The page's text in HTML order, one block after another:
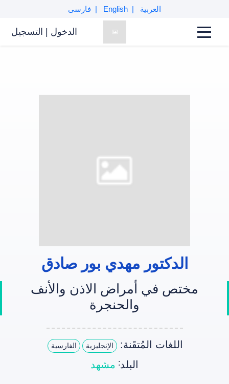
العربية English فارسی
الدخول | التسجیل
الدکتور مهدي بور صادق
مختص في أمراض الاذن والأنف
والحنجرة
اللغات المُتقَنة: الإنجليزية الفارسية
البلد: مشهد